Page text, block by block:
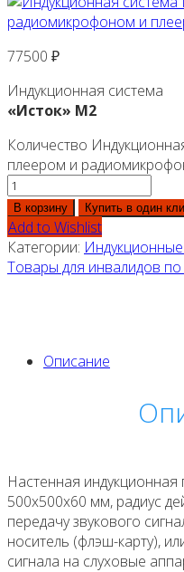
77500 ₽
Индукционная система
«Исток» М2
Количество
плеером и
В корзину Купить в один
Add to Wishlist
Категории:
Товары для инвалидов по
Описание
Настенная
500х500х60 мм, радиус
передачу звукового
носитель (флэш-карту),
сигнала на слуховые